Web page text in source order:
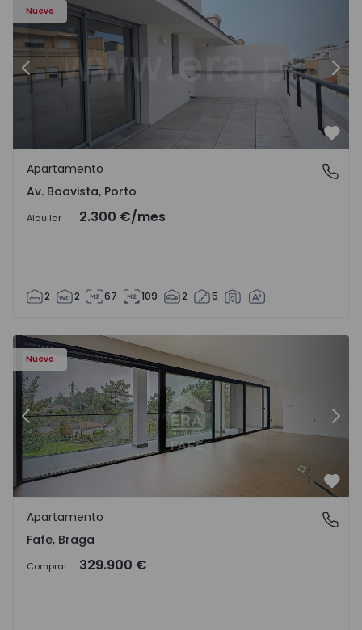
Nuevo
Anterior
Av. Boavista, Porto
Apartamento
Av. Boavista, Porto
Alquilar 2.300 €/mes
2 2 67 109 2 5
Nuevo
Anterior
Fafe, Braga
Apartamento
Fafe, Braga
Comprar 329.900 €